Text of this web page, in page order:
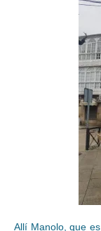
Allí Manolo, que